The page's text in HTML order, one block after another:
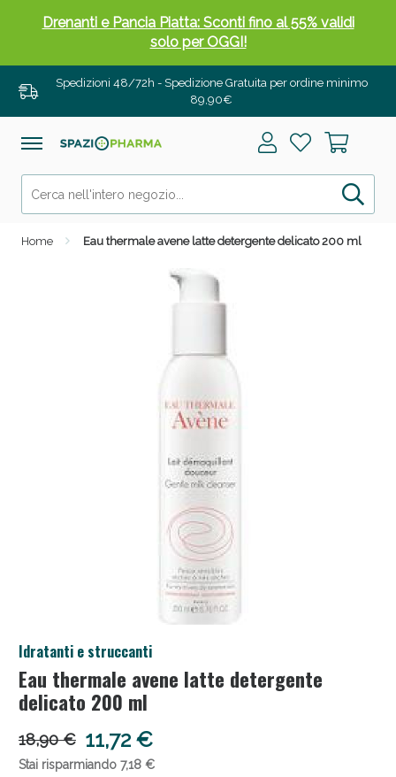
Spedizioni 48/72h - Spedizione Gratuita per ordine minimo
89,90€
Home Eau thermale avene latte detergente delicato 200 ml
Idratanti e struccanti
Eau thermale avene latte detergente
delicato 200 ml
18,90 € 11,72 €
Stai risparmiando 7,18 €
Drenanti e Pancia Piatta: Sconti fino al 55% validi
solo per OGGI!
50%!
Anticellulite e Fanghi: Sconto fino al 40% valido